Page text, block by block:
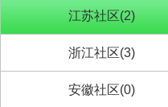
江苏社区(2)
浙江社区(3)
安徽社区(0)